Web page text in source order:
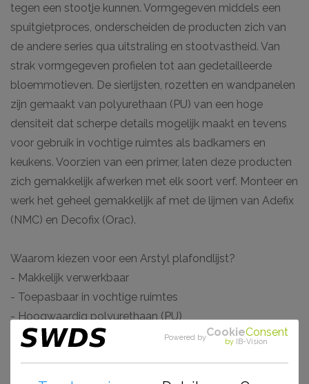
tegen een stootje kunnen. Vormgegeven middels een
spuitgietproces, onderscheiden de producten zich van
de andere series qua uitstraling en stootvastheid. Van
strak vormgegeven profielen tot aan gedetailleerde
bloemmotieven. De sierlijsten, rozetten en wandpanelen
zijn gemaakt van polyurethaan (PU) van een hoge
densiteit dat scherpe details mogelijk maakt en tevens
voor gebruik in vochtige ruimtes als badkamers en
keukens. Voorzien van een primer, laten deze producten
zich gemakkelijk afwerken met elk soort verf. Monteer en
werk het geheel gemakkelijk af met de lijmen van Adefix
(NMC) en Decofix (Orac).
Waarom kiezen voor een Arstyl plafondlijst?
- Makkelijk verwerkbaar
- Toepasbaar in vochtige ruimtes
- Hoogwaardig polyurethaan (PU)
- Voorgeschilderd en stootvastPowered byCookieConsent
by IB-Vision